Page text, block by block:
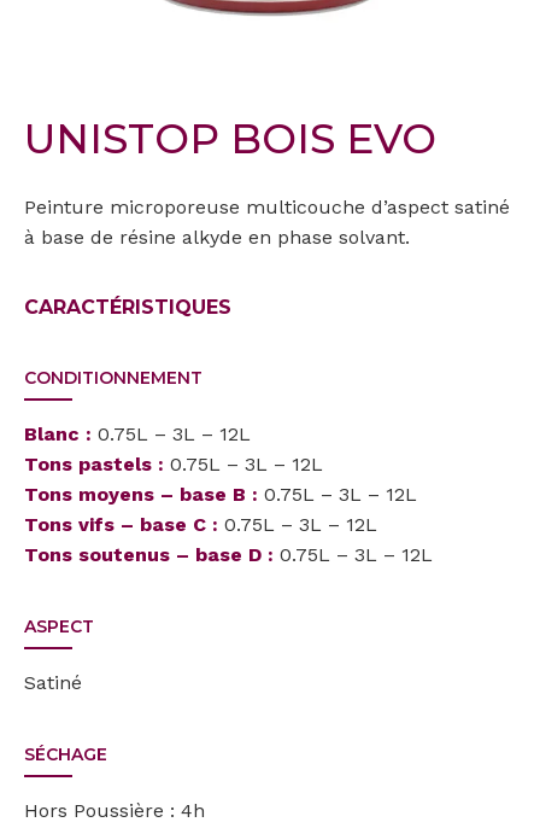
UNISTOP BOIS EVO
Peinture microporeuse multicouche d’aspect satiné
à base de résine alkyde en phase solvant.
CARACTÉRISTIQUES
CONDITIONNEMENT
Blanc : 0.75L – 3L – 12L
Tons pastels : 0.75L – 3L – 12L
Tons moyens – base B : 0.75L – 3L – 12L
Tons vifs – base C : 0.75L – 3L – 12L
Tons soutenus – base D : 0.75L – 3L – 12L
ASPECT
Satiné
SÉCHAGE
Hors Poussière : 4h